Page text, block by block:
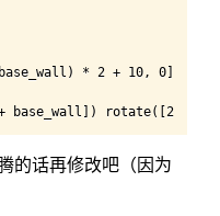
* 2 + 10, 0])
base_wall]) rotate([270,
的话再修改吧（因为